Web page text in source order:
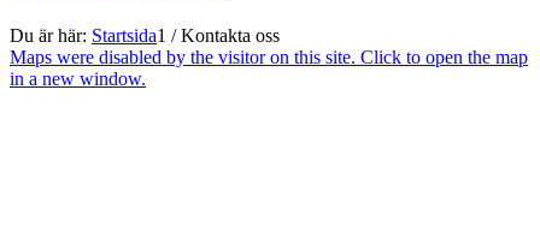
Du är här: Startsida1 / Kontakta oss
Maps were disabled by the visitor on this site. Click to open the map
in a new window.